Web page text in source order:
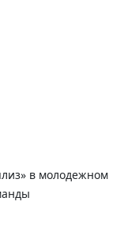
в молодежном